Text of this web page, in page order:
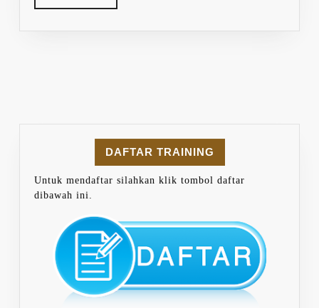
MORE
DAFTAR TRAINING
Untuk mendaftar silahkan klik tombol daftar
dibawah ini.